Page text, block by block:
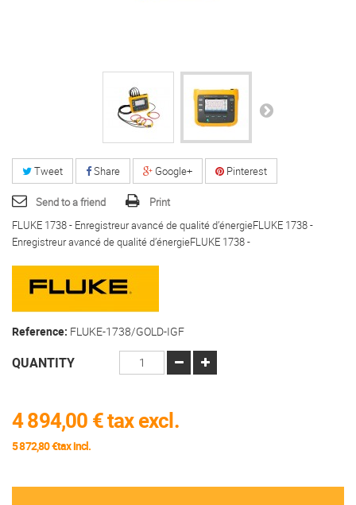
Tweet Share Google+ Pinterest
Send to a friend
Print
FLUKE 1738 - Enregistreur avancé de qualité d’énergieFLUKE 1738 -
Enregistreur avancé de qualité d’énergieFLUKE 1738 -
Reference: FLUKE-1738/GOLD-IGF
QUANTITY
4 894,00 €tax excl.
5 872,80 €tax incl.